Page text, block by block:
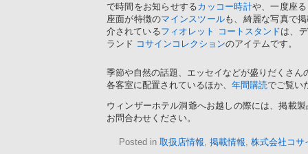
で時間をお知らせするカッコー時計や、一度座
座面が特徴のマインスツールも、綺麗な写真で
介されているフィオレット コートスタンドは、
ランド コサインコレクションのアイテムです。
季節や自然の話題、エッセイなどが盛りだくさん
各客室に配置されているほか、 年間購読でご覧い
ウィンザーホテル洞爺へお越しの際には、掲載
お問合わせください。
Posted in 取扱店情報, 掲載情報, 株式会社コサ